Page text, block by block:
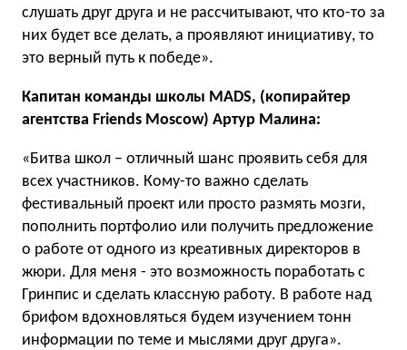
слушать друг друга и не рассчитывают, что кто-то за
них будет все делать, а проявляют инициативу, то
это верный путь к победе».
Капитан команды школы MADS, (копирайтер
агентства Friends Moscow) Артур Малина:
«Битва школ – отличный шанс проявить себя для
всех участников. Кому-то важно сделать
фестивальный проект или просто размять мозги,
пополнить портфолио или получить предложение
о работе от одного из креативных директоров в
жюри. Для меня - это возможность поработать с
Гринпис и сделать классную работу. В работе над
брифом вдохновляться будем изучением тонн
информации по теме и мыслями друг друга».